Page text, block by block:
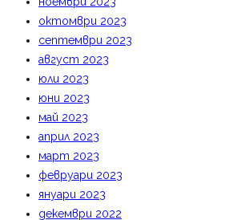
октомври 2023
септември 2023
август 2023
юли 2023
юни 2023
май 2023
април 2023
март 2023
февруари 2023
януари 2023
декември 2022